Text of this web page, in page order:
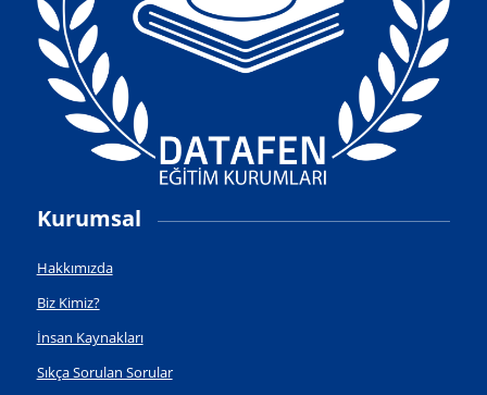
Kurumsal
Hakkımızda
Biz Kimiz?
İnsan Kaynakları
Sıkça Sorulan Sorular